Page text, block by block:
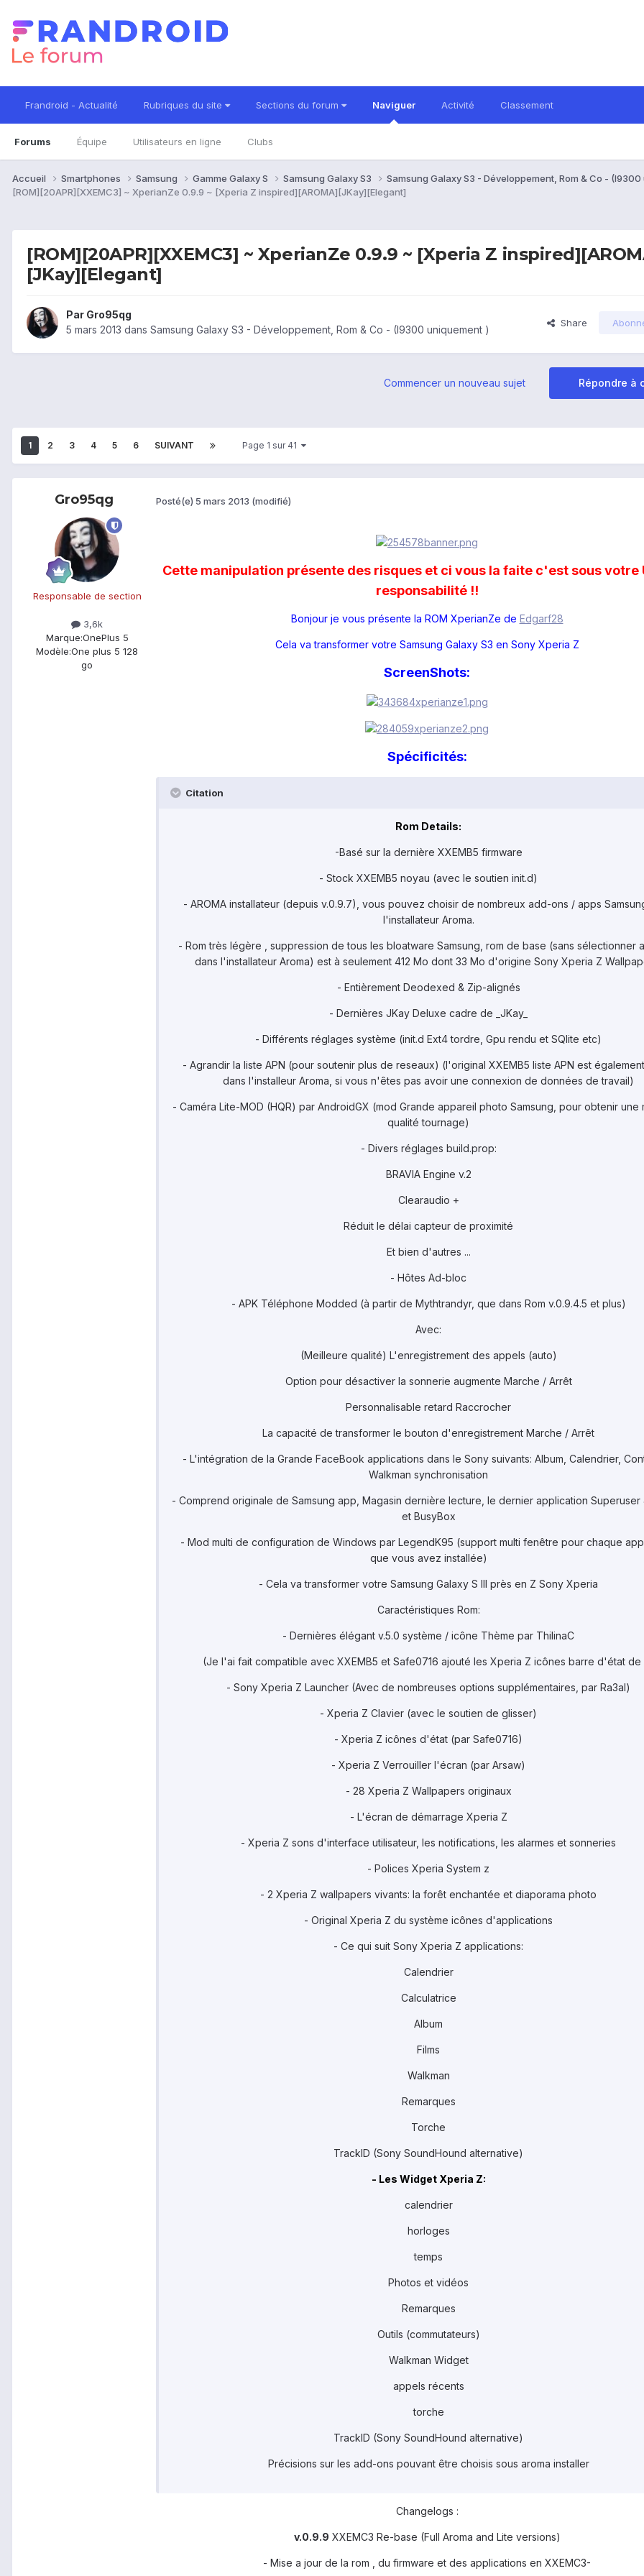
Frandroid - Actualité Rubriques du site Sections du forum Naviguer
Forums Équipe Utilisateurs en ligne Clubs
Activité Classement
Accueil Smartphones Samsung Gamme Galaxy S Samsung Galaxy S3
Samsung Galaxy S3 - Développement, Rom & Co -
[ROM][20APR][XXEMC3] ~ XperianZe 0.9.9 ~ [Xperia Z inspired][AROMA][JKay][Elegant]
[ROM][20APR][XXEMC3] ~ XperianZe 0.9.9 ~ [Xperia Z
[JKay][Elegant]
Par Gro95qg
5 mars 2013 dans Samsung Galaxy S3 - Développement, Rom & Co - (I9300 uniquement )
Share
Répondre à
Commencer un nouveau sujet
1 2 3 4 5 6 SUIVANT Page 1 sur 41
Gro95qg
Responsable de section
3,6k
Marque:OnePlus 5
Modèle:One plus 5 128
go
Posté(e) 5 mars 2013 (modifié)
Cette manipulation présente des risques et ci vous la faite c'est sous votre
responsabilité !!
Bonjour je vous présente la ROM XperianZe de Edgarf28
Cela va transformer votre Samsung Galaxy S3 en Sony Xperia Z
ScreenShots:
Spécificités:
Citation
Rom Details:
-Basé sur la dernière XXEMB5 firmware
- Stock XXEMB5 noyau (avec le soutien init.d)
- AROMA installateur (depuis v.0.9.7), vous pouvez choisir de nombreux add-ons / apps
l'installateur Aroma.
- Rom très légère , suppression de tous les bloatware Samsung, rom de base (sans sélectionner
dans l'installateur Aroma) est à seulement 412 Mo dont 33 Mo d'origine Sony Xperia Z
- Entièrement Deodexed & Zip-alignés
- Dernières JKay Deluxe cadre de _JKay_
- Différents réglages système (init.d Ext4 tordre, Gpu rendu et SQlite etc)
- Agrandir la liste APN (pour soutenir plus de reseaux) (l'original XXEMB5 liste APN est
dans l'installeur Aroma, si vous n'êtes pas avoir une connexion de données de travail)
- Caméra Lite-MOD (HQR) par AndroidGX (mod Grande appareil photo Samsung, pour obtenir une
qualité tournage)
- Divers réglages build.prop:
BRAVIA Engine v.2
Clearaudio +
Réduit le délai capteur de proximité
Et bien d'autres ...
- Hôtes Ad-bloc
- APK Téléphone Modded (à partir de Mythtrandyr, que dans Rom v.0.9.4.5 et plus)
Avec:
(Meilleure qualité) L'enregistrement des appels (auto)
Option pour désactiver la sonnerie augmente Marche / Arrêt
Personnalisable retard Raccrocher
La capacité de transformer le bouton d'enregistrement Marche / Arrêt
- L'intégration de la Grande FaceBook applications dans le Sony suivants: Album, Calendrier,
Walkman synchronisation
- Comprend originale de Samsung app, Magasin dernière lecture, le dernier application Superuser
et BusyBox
- Mod multi de configuration de Windows par LegendK95 (support multi fenêtre pour chaque
que vous avez installée)
- Cela va transformer votre Samsung Galaxy S III près en Z Sony Xperia
Caractéristiques Rom:
- Dernières élégant v.5.0 système / icône Thème par ThilinaC
(Je l'ai fait compatible avec XXEMB5 et Safe0716 ajouté les Xperia Z icônes barre d'état
- Sony Xperia Z Launcher (Avec de nombreuses options supplémentaires, par Ra3al)
- Xperia Z Clavier (avec le soutien de glisser)
- Xperia Z icônes d'état (par Safe0716)
- Xperia Z Verrouiller l'écran (par Arsaw)
- 28 Xperia Z Wallpapers originaux
- L'écran de démarrage Xperia Z
- Xperia Z sons d'interface utilisateur, les notifications, les alarmes et sonneries
- Polices Xperia System z
- 2 Xperia Z wallpapers vivants: la forêt enchantée et diaporama photo
- Original Xperia Z du système icônes d'applications
- Ce qui suit Sony Xperia Z applications:
Calendrier
Calculatrice
Album
Films
Walkman
Remarques
Torche
TrackID (Sony SoundHound alternative)
- Les Widget Xperia Z:
calendrier
horloges
temps
Photos et vidéos
Remarques
Outils (commutateurs)
Walkman Widget
appels récents
torche
TrackID (Sony SoundHound alternative)
Précisions sur les add-ons pouvant être choisis sous aroma installer
Changelogs :
v.0.9.9 XXEMC3 Re-base (Full Aroma and Lite versions)
- Mise a jour de la rom , du firmware et des applications en XXEMC3-